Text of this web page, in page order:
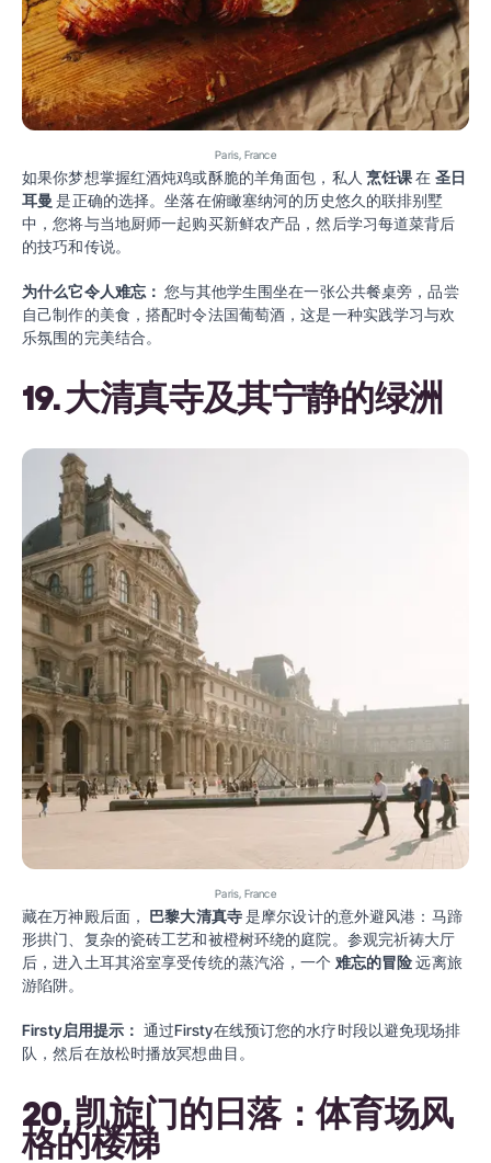
Paris, France
如果你梦想掌握红酒炖鸡或酥脆的羊角面包，私人 烹饪课在 圣日
耳曼 是正确的选择。坐落在俯瞰塞纳河的历史悠久的联排别墅
中，您将与当地厨师一起购买新鲜农产品，然后学习每道菜背后
的技巧和传说。
为什么它令人难忘： 您与其他学生围坐在一张公共餐桌旁，品尝
自己制作的美食，搭配时令法国葡萄酒，这是一种实践学习与欢
乐氛围的完美结合。
19. 大清真寺及其宁静的绿洲
Paris, France
藏在万神殿后面， 巴黎大清真寺是摩尔设计的意外避风港：马蹄
形拱门、复杂的瓷砖工艺和被橙树环绕的庭院。参观完祈祷大厅
后，进入土耳其浴室享受传统的蒸汽浴，一个 难忘的冒险远离旅
游陷阱。
Firsty启用提示： 通过Firsty在线预订您的水疗时段以避免现场排
队，然后在放松时播放冥想曲目。
20. 凯旋门的日落：体育场风
格的楼梯